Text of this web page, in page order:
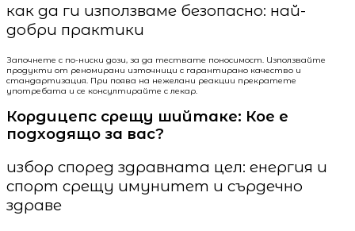
как да ги използваме безопасно: най-
добри практики
Започнете с по-ниски дози, за да тествате поносимост. Използвайте
продукти от реномирани източници с гарантирано качество и
стандартизация. При поява на нежелани реакции прекратете
употребата и се консултирайте с лекар.
Кордицепс срещу шийтаке: Кое е
подходящо за вас?
избор според здравната цел: енергия и
спорт срещу имунитет и сърдечно
здраве